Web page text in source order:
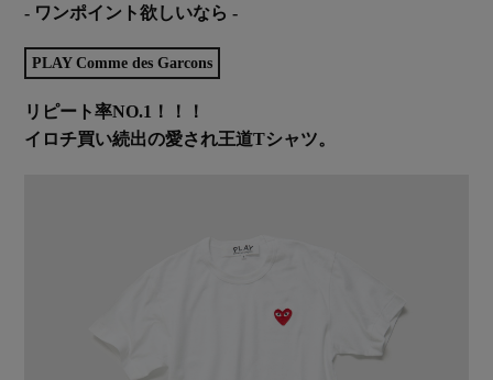
- ワンポイント欲しいなら -
PLAY Comme des Garcons
リピート率NO.1！！！
イロチ買い続出の愛され王道Tシャツ。